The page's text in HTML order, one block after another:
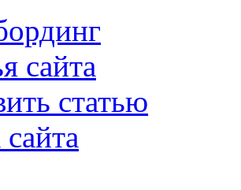
сайта
статью